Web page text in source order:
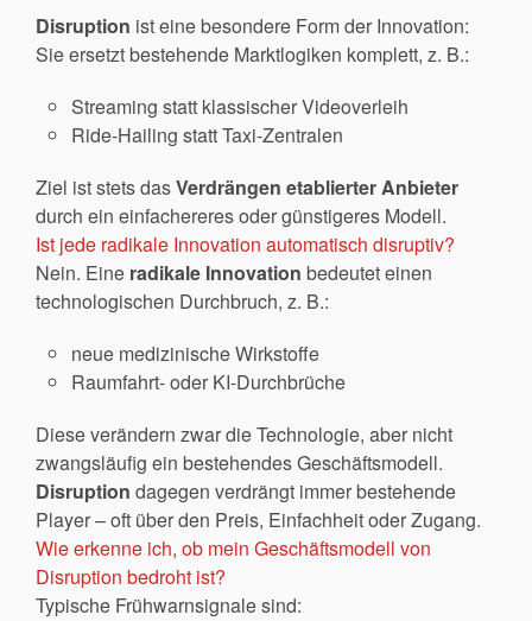
Disruption ist eine besondere Form der Innovation:
Sie ersetzt bestehende Marktlogiken komplett, z. B.:
Streaming statt klassischer Videoverleih
Ride-Hailing statt Taxi-Zentralen
Ziel ist stets dasVerdrängen etablierter Anbieter
durch ein einfachereres oder günstigeres Modell.
Ist jede radikale Innovation automatisch disruptiv?
Nein. Eine radikale Innovation bedeutet einen
technologischen Durchbruch, z. B.:
neue medizinische Wirkstoffe
Raumfahrt- oder KI-Durchbrüche
Diese verändern zwar die Technologie, aber nicht
zwangsläufig ein bestehendes Geschäftsmodell.
Disruption dagegen verdrängt immer bestehende
Player – oft über den Preis, Einfachheit oder Zugang.
Wie erkenne ich, ob mein Geschäftsmodell von
Disruption bedroht ist?
Typische Frühwarnsignale sind: